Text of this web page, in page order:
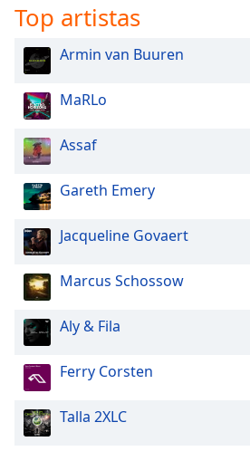
Top artistas
Armin van Buuren
MaRLo
Assaf
Gareth Emery
Jacqueline Govaert
Marcus Schossow
Aly & Fila
Ferry Corsten
Talla 2XLC